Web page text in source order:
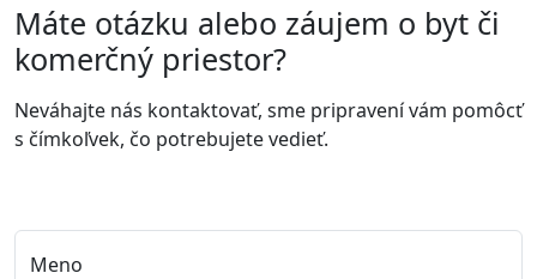
Máte otázku alebo záujem o byt či
komerčný priestor?
Neváhajte nás kontaktovať, sme pripravení vám pomôcť
s čímkoľvek, čo potrebujete vedieť.
Meno